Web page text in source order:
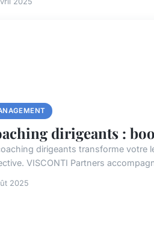
dirigeants :
dirigeants transforme votre
VISCONTI Partners
2025